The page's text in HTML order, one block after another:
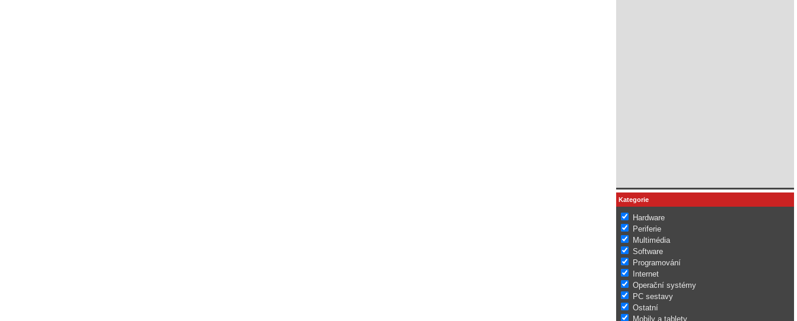
Kategorie
Hardware
Periferie
Multimédia
Software
Programování
Internet
Operační systémy
PC sestavy
Ostatní
Mobily a tablety